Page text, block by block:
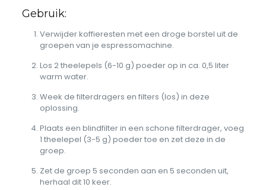
Gebruik:
Verwijder koffieresten met een droge borstel uit de
groepen van je espressomachine.
Los 2 theelepels (6-10 g) poeder op in ca. 0,5 liter
warm water.
Week de filterdragers en filters (los) in deze
oplossing.
Plaats een blindfilter in een schone filterdrager, voeg
1 theelepel (3-5 g) poeder toe en zet deze in de
groep.
Zet de groep 5 seconden aan en 5 seconden uit,
herhaal dit 10 keer.